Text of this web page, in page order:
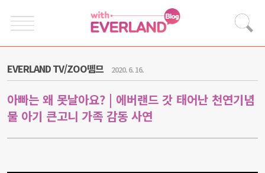
EVERLAND TV/ZOO뗌므 2020. 6. 16.
아빠는 왜 못날아요? | 에버랜드 갓 태어난 천연기념
물 아기 큰고니 가족 감동 사연